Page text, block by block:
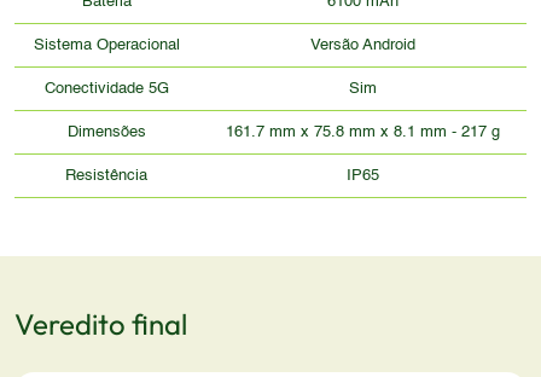
Sistema Operacional Versão Android
Conectividade 5G Sim
Dimensões 161.7 mm x 75.8 mm x 8.1 mm - 217 g
Resistência IP65
Veredito final